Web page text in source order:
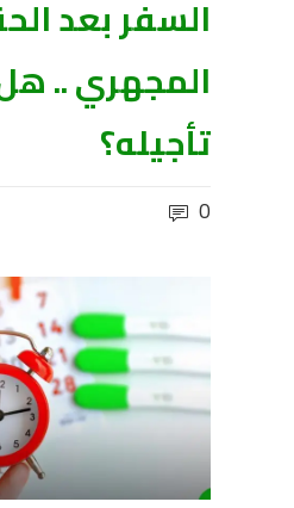
السفر بعد
المجهري ..
تأجيله؟
0